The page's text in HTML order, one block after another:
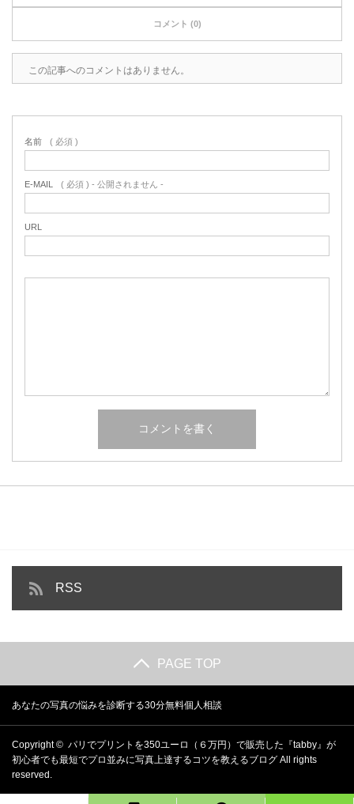
コメント (0)
この記事へのコメントはありません。
名前 ( 必須 )
E-MAIL ( 必須 ) - 公開されません -
URL
RSS
PAGE TOP
あなたの写真の悩みを診断する30分無料個人相談
Copyright © パリでプリントを350ユーロ（６万円）で販売した『tabby』が
初心者でも最短でプロ並みに写真上達するコツを教えるブログ All rights
reserved.